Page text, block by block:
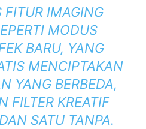
FITUR IMAGING
MODUS
BARU, YANG
MENCIPTAKAN
YANG BERBEDA,
FILTER KREATIF
SATU TANPA.